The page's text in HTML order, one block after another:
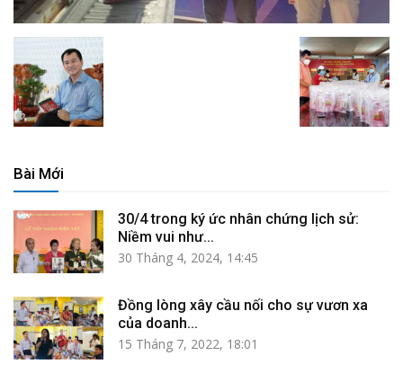
Bài Mới
30/4 trong ký ức nhân chứng lịch sử:
Niềm vui như...
30 Tháng 4, 2024, 14:45
Đồng lòng xây cầu nối cho sự vươn xa
của doanh...
15 Tháng 7, 2022, 18:01